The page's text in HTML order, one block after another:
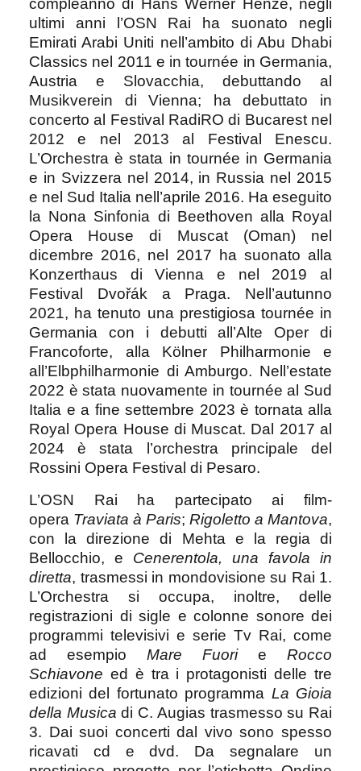
ultimi anni l’OSN Rai ha suonato negli
Emirati Arabi Uniti nell’ambito di Abu Dhabi
Classics nel 2011 e in tournée in Germania,
Austria e Slovacchia, debuttando al
Musikverein di Vienna; ha debuttato in
concerto al Festival RadiRO di Bucarest nel
2012 e nel 2013 al Festival Enescu.
L’Orchestra è stata in tournée in Germania
e in Svizzera nel 2014, in Russia nel 2015
e nel Sud Italia nell’aprile 2016. Ha eseguito
la Nona Sinfonia di Beethoven alla Royal
Opera House di Muscat (Oman) nel
dicembre 2016, nel 2017 ha suonato alla
Konzerthaus di Vienna e nel 2019 al
Festival Dvořák a Praga. Nell’autunno
2021, ha tenuto una prestigiosa tournée in
Germania con i debutti all’Alte Oper di
Francoforte, alla Kölner Philharmonie e
all’Elbphilharmonie di Amburgo. Nell’estate
2022 è stata nuovamente in tournée al Sud
Italia e a fine settembre 2023 è tornata alla
Royal Opera House di Muscat. Dal 2017 al
2024 è stata l’orchestra principale del
Rossini Opera Festival di Pesaro.
L’OSN Rai ha partecipato ai film-
opera Traviata à Paris; Rigoletto a Mantova,
con la direzione di Mehta e la regia di
Bellocchio, e Cenerentola,
una favola in
diretta, trasmessi in mondovisione su Rai 1.
L’Orchestra si occupa, inoltre, delle
registrazioni di sigle e colonne sonore dei
programmi televisivi e serie Tv Rai, come
ad esempio Mare Fuorie Rocco
Schiavone ed è tra i protagonisti delle tre
edizioni del fortunato programma La Gioia
della Musica di C. Augias trasmesso su Rai
3. Dai suoi concerti dal vivo sono spesso
ricavati cd e dvd. Da segnalare un